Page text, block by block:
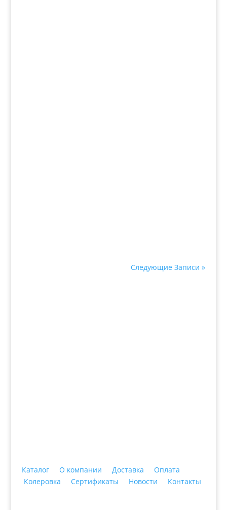
Следующие Записи »
Каталог О компании Доставка
Оплата
Колеровка
Сертификаты Новости Контакты